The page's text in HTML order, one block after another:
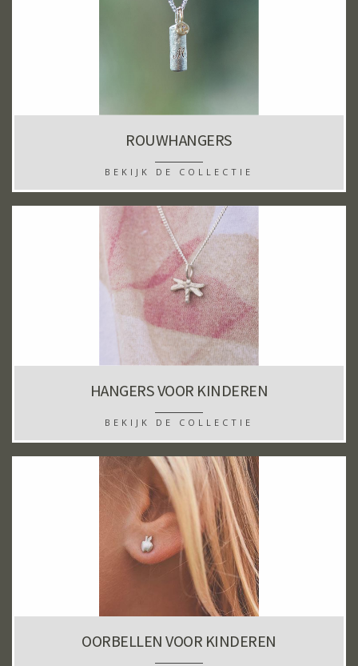
ROUWHANGERS
BEKIJK DE COLLECTIE
HANGERS VOOR KINDEREN
BEKIJK DE COLLECTIE
OORBELLEN VOOR KINDEREN